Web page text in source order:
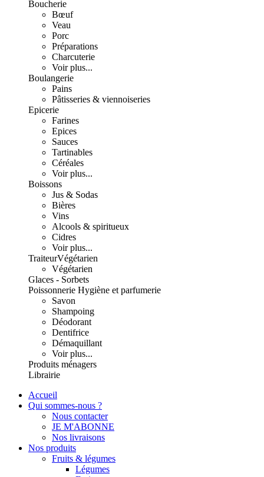
Boucherie
Bœuf
Veau
Porc
Préparations
Charcuterie
Voir plus...
Boulangerie
Pains
Pâtisseries & viennoiseries
Epicerie
Farines
Epices
Sauces
Tartinables
Céréales
Voir plus...
Boissons
Jus & Sodas
Bières
Vins
Alcools & spiritueux
Cidres
Voir plus...
TraiteurVégétarien
Végétarien
Glaces - Sorbets
Poissonnerie Hygiène et parfumerie
Savon
Shampoing
Déodorant
Dentifrice
Démaquillant
Voir plus...
Produits ménagers
Librairie
Accueil
Qui sommes-nous ?
Nous contacter
JE M'ABONNE
Nos livraisons
Nos produits
Fruits & légumes
Légumes